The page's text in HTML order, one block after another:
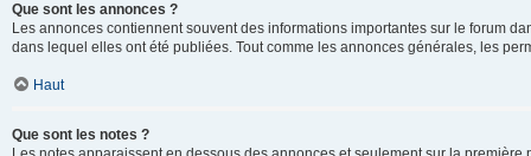
Que sont les annonces ?
Les annonces contiennent souvent des informations importantes sur le forum
dans lequel elles ont été publiées. Tout comme les annonces générales, les
Haut
Que sont les notes ?